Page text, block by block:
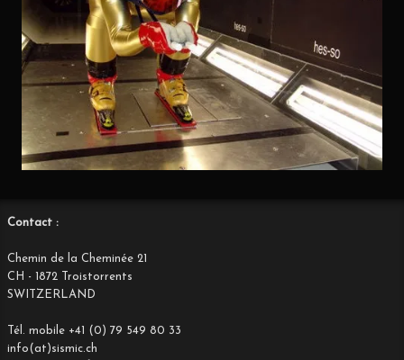
Contact :
Chemin de la Cheminée 21
CH - 1872 Troistorrents
SWITZERLAND
Tél. mobile +41 (0) 79 549 80 33
info(at)sismic.ch